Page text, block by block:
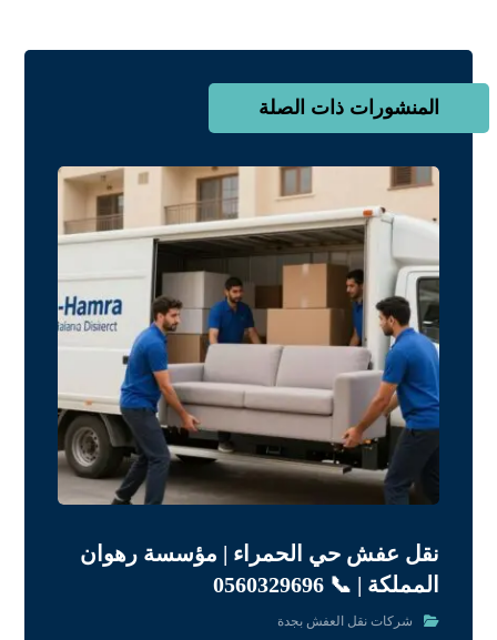
المنشورات ذات الصلة
نقل عفش حي الحمراء | مؤسسة رهوان
المملكة | 📞 0560329696
شركات نقل العفش بجدة